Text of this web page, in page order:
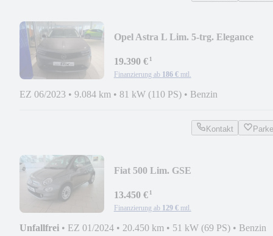
Opel Astra L Lim. 5-trg. Elegance
19.390 €¹
Finanzierung ab 186 € mtl.
EZ 06/2023 • 9.084 km • 81 kW (110 PS) • Benzin
Kontakt
Fiat 500 Lim. GSE
13.450 €¹
Finanzierung ab 129 € mtl.
Unfallfrei • EZ 01/2024 • 20.450 km • 51 kW (69 PS) • Benzin